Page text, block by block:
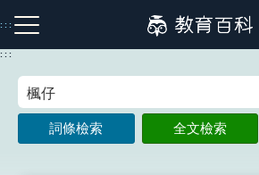
到
主
:::
注音索引圖示 筆畫索引圖示
:::
詞條檢索 全文檢索